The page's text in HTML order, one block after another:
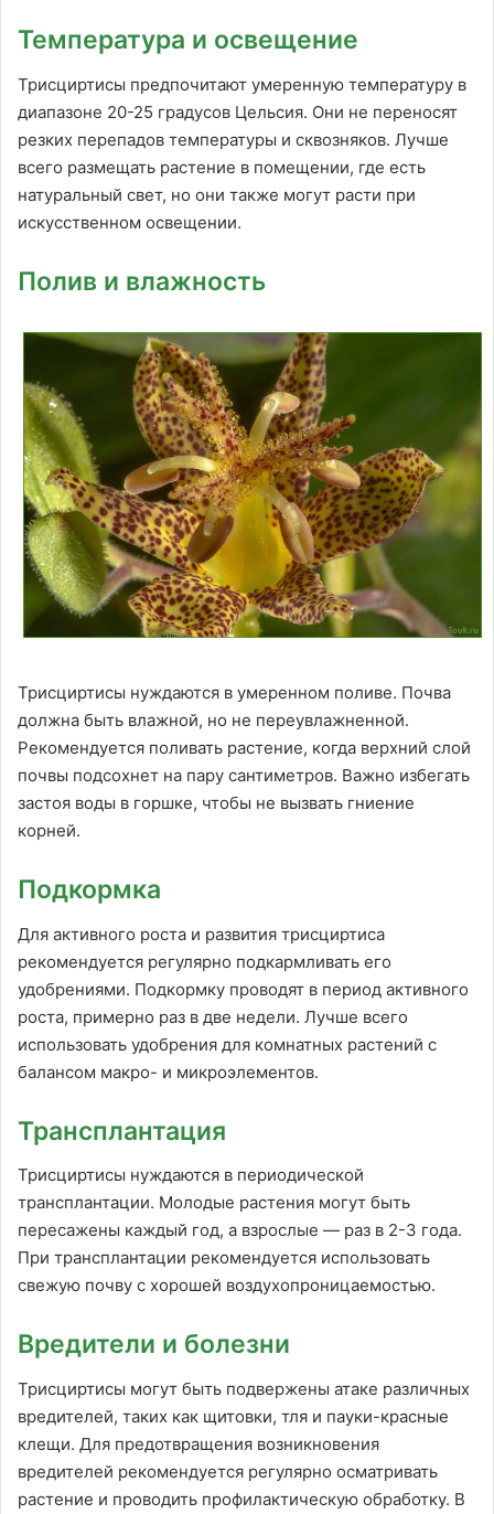
Температура и освещение
Трисциртисы предпочитают умеренную температуру в
диапазоне 20-25 градусов Цельсия. Они не переносят
резких перепадов температуры и сквозняков. Лучше
всего размещать растение в помещении, где есть
натуральный свет, но они также могут расти при
искусственном освещении.
Полив и влажность
Трисциртисы нуждаются в умеренном поливе. Почва
должна быть влажной, но не переувлажненной.
Рекомендуется поливать растение, когда верхний слой
почвы подсохнет на пару сантиметров. Важно избегать
застоя воды в горшке, чтобы не вызвать гниение
корней.
Подкормка
Для активного роста и развития трисциртиса
рекомендуется регулярно подкармливать его
удобрениями. Подкормку проводят в период активного
роста, примерно раз в две недели. Лучше всего
использовать удобрения для комнатных растений с
балансом макро- и микроэлементов.
Трансплантация
Трисциртисы нуждаются в периодической
трансплантации. Молодые растения могут быть
пересажены каждый год, а взрослые — раз в 2-3 года.
При трансплантации рекомендуется использовать
свежую почву с хорошей воздухопроницаемостью.
Вредители и болезни
Трисциртисы могут быть подвержены атаке различных
вредителей, таких как щитовки, тля и пауки-красные
клещи. Для предотвращения возникновения
вредителей рекомендуется регулярно осматривать
растение и проводить профилактическую обработку. В